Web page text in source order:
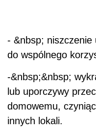
- &nbsp; niszczenie
do wspólnego
-&nbsp;&nbsp;
lub uporczywy
domowemu,
innych lokali.